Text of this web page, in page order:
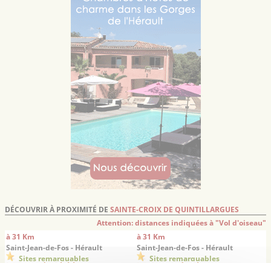
DÉCOUVRIR À PROXIMITÉ DE SAINTE-CROIX DE QUINTILLARGUES
Attention: distances indiquées à "Vol d'oiseau"
à 31 Km
Saint-Jean-de-Fos - Hérault
Sites remarquables
à 31 Km
Saint-Jean-de-Fos - Hérault
Sites remarquables